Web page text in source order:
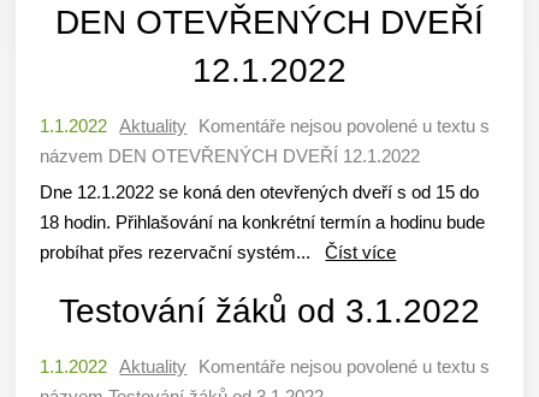
DEN OTEVŘENÝCH DVEŘÍ
12.1.2022
1.1.2022 Aktuality Komentáře nejsou povolené u textu s
názvem DEN OTEVŘENÝCH DVEŘÍ 12.1.2022
Dne 12.1.2022 se koná den otevřených dveří s od 15 do
18 hodin. Přihlašování na konkrétní termín a hodinu bude
probíhat přes rezervační systém...Číst více
Testování žáků od 3.1.2022
1.1.2022 Aktuality Komentáře nejsou povolené u textu s